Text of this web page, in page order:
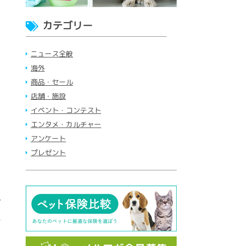
カテゴリー
ニュース全般
海外
商品・セール
店舗・施設
イベント・コンテスト
エンタメ・カルチャー
アンケート
プレゼント